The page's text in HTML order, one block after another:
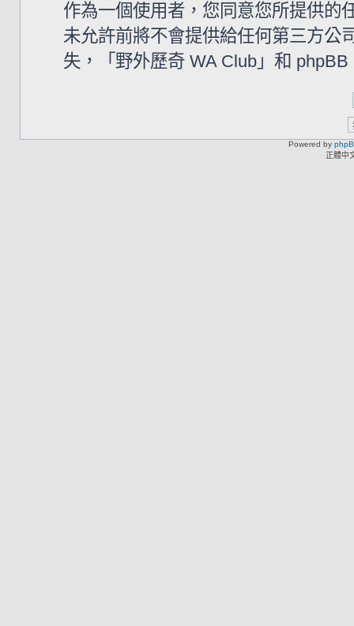
作為一個使用者，您同意您所提供的
未允許前將不會提供給任何第三方公
失，「野外歷奇 WA Club」和
Powered by
正體中